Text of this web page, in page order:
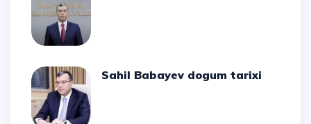
Sahil Babayev dogum tarixi